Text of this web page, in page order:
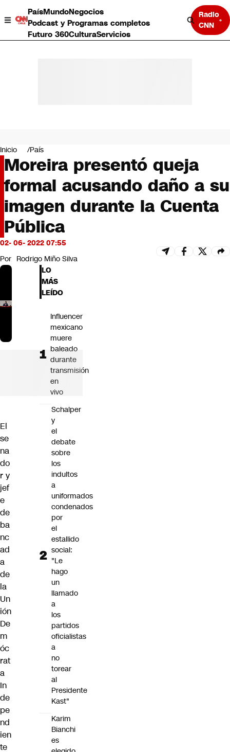
PaísMundoNegocios
Podcast y Programas completos
Futuro 360CulturaServicios
Radio
CNN
Negocios
Deportes
Programas completos
Cultura
Servicios
Bits
CNN Data
CNN tiempo
Futuro 360
Inicio País
Moreira presentó queja
formal acusando daño a su
imagen durante la Cuenta
Pública
02- 06- 2022 07:55
Por Rodrigo Miño Silva
El
se
na
do
r y
jef
e
de
ba
nc
ad
a
de
la
Un
ión
De
m
óc
rat
a
In
de
pe
nd
ien
te
LO
MÁS
LEÍDO
Influencer
mexicano
muere
baleado
durante
transmisión
en
vivo
Schalper
y
el
debate
sobre
los
indultos
a
uniformados
condenados
por
el
estallido
social:
"Le
hago
un
llamado
a
los
partidos
oficialistas
a
no
torear
al
Presidente
Kast"
Karim
Bianchi
es